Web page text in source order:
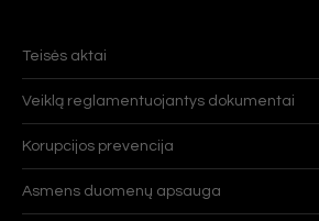
Teisės aktai
Veiklą reglamentuojantys dokumentai
Korupcijos prevencija
Asmens duomenų apsauga